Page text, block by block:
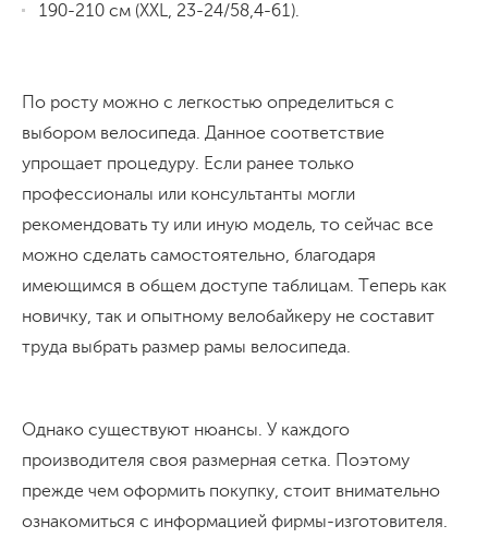
190-210 см (XXL, 23-24/58,4-61).
По росту можно с легкостью определиться с
выбором велосипеда. Данное соответствие
упрощает процедуру. Если ранее только
профессионалы или консультанты могли
рекомендовать ту или иную модель, то сейчас все
можно сделать самостоятельно, благодаря
имеющимся в общем доступе таблицам. Теперь как
новичку, так и опытному велобайкеру не составит
труда выбрать размер рамы велосипеда.
Однако существуют нюансы. У каждого
производителя своя размерная сетка. Поэтому
прежде чем оформить покупку, стоит внимательно
ознакомиться с информацией фирмы-изготовителя.